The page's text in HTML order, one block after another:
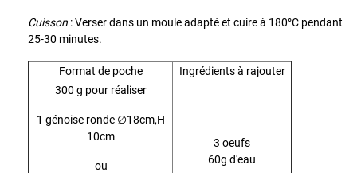
Cuisson : Verser dans un moule adapté et cuire à 180°C pendant
25-30 minutes.
Format de poche
Ingrédients à rajouter
300 g pour réaliser
1 génoise ronde ∅18cm,H
10cm
ou
3 oeufs
60g d'eau